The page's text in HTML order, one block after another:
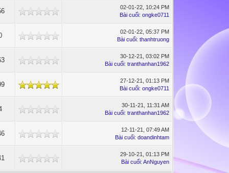
02-01-22, 10:24 PM
Bài cuối:ongke0711
02-01-22, 05:37 PM
Bài cuối:thanhtruong
30-12-21, 03:02 PM
Bài cuối:tranthanhan1962
27-12-21, 01:13 PM
Bài cuối:ongke0711
30-11-21, 11:31 AM
Bài cuối:tranthanhan1962
12-11-21, 07:49 AM
Bài cuối:doandinhtam
29-10-21, 01:13 PM
Bài cuối:AnNguyen